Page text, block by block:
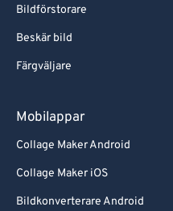
Bildförstorare
Beskär bild
Färgväljare
Mobilappar
Collage Maker Android
Collage Maker iOS
Bildkonverterare Android